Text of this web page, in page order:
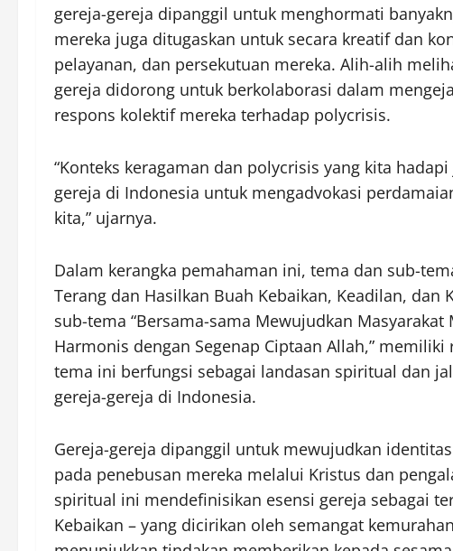
gereja-gereja dipanggil untuk menghormati
mereka juga ditugaskan untuk secara kreatif dan
pelayanan, dan persekutuan mereka. Alih-alih
gereja didorong untuk berkolaborasi dalam
respons kolektif mereka terhadap polycrisis.
“Konteks keragaman dan polycrisis yang kita
gereja di Indonesia untuk mengadvokasi
kita,” ujarnya.
Dalam kerangka pemahaman ini, tema dan sub-
Terang dan Hasilkan Buah Kebaikan, Keadilan, dan
sub-tema “Bersama-sama Mewujudkan
Harmonis dengan Segenap Ciptaan Allah,”
tema ini berfungsi sebagai landasan spiritual dan
gereja-gereja di Indonesia.
Gereja-gereja dipanggil untuk mewujudkan
pada penebusan mereka melalui Kristus dan
spiritual ini mendefinisikan esensi gereja sebagai
Kebaikan – yang dicirikan oleh semangat